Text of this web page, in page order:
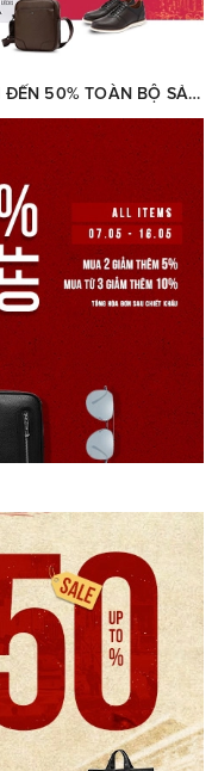
PARISIAN MID-YEAR SALE | ƯU ĐÃI LÊN ĐẾN 50% TOÀN BỘ SẢN PHẨM + QUÀ TẶNG HẤP DẪN